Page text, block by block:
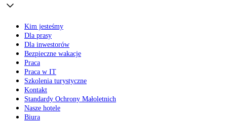
Kim jesteśmy
Dla prasy
Dla inwestorów
Bezpieczne wakacje
Praca
Praca w IT
Szkolenia turystyczne
Kontakt
Standardy Ochrony Małoletnich
Nasze hotele
Biura